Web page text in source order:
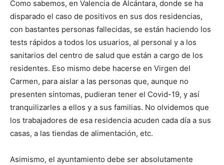
Como sabemos, en Valencia de Alcántara, donde se ha
disparado el caso de positivos en sus dos residencias,
con bastantes personas fallecidas, se están haciendo los
tests rápidos a todos los usuarios, al personal y a los
sanitarios del centro de salud que están a cargo de los
residentes. Eso mismo debe hacerse en Virgen del
Carmen, para aislar a las personas que, aunque no
presenten síntomas, pudieran tener el Covid-19, y así
tranquilizarles a ellos y a sus familias. No olvidemos que
los trabajadores de esa residencia acuden cada día a sus
casas, a las tiendas de alimentación, etc.
Asimismo, el ayuntamiento debe ser absolutamente